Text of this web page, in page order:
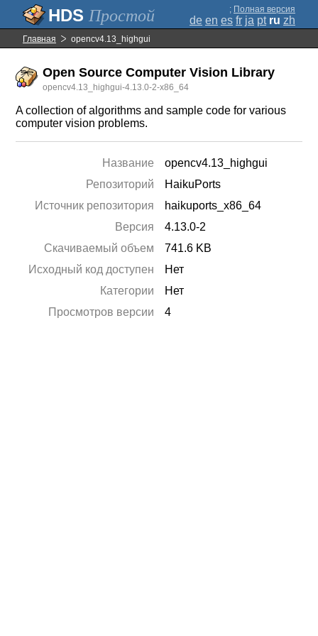
Простой ; Полная версия
de en es fr ja pt ru zh
Главная opencv4.13_highgui
Open Source Computer Vision Library
opencv4.13_highgui-4.13.0-2-x86_64
A collection of algorithms and sample code for various
computer vision problems.
Название
opencv4.13_highgui
Репозиторий
HaikuPorts
Источник репозитория
haikuports_x86_64
Версия
4.13.0-2
Скачиваемый объем
741.6 KB
Исходный код доступен
Нет
Категории
Нет
Просмотров версии
4